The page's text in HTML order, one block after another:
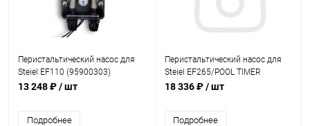
Перистальтический насос для
Steiel EF110 (95900303)
13 248 ₽/ шт
Подробнее
Перистальтический насос для
Steiel EF265/POOL TIMER
(95890203)
18 336 ₽/ шт
Подробнее